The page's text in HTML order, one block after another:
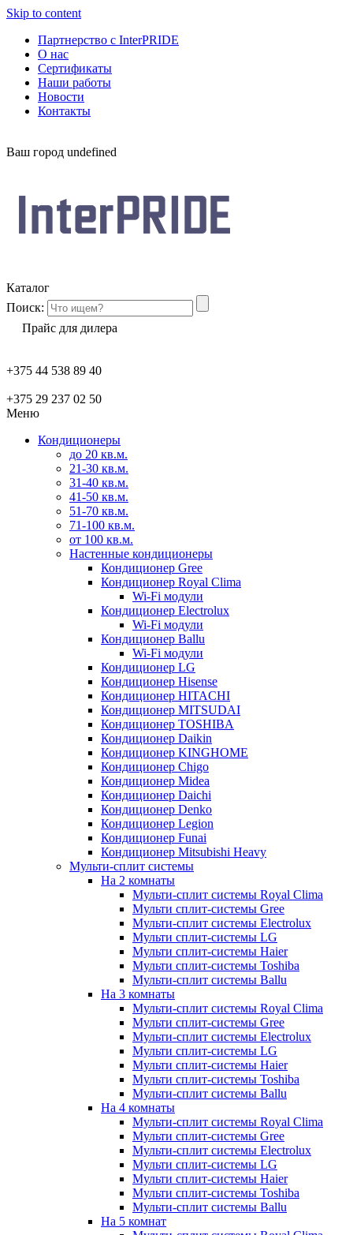
Skip to content
Партнерство с InterPRIDE
О нас
Сертификаты
Наши работы
Новости
Контакты
Ваш город undefined
Каталог
Поиск:
Прайс для дилера
+375 44 538 89 40
+375 29 237 02 50
Меню
Кондиционеры
до 20 кв.м.
21-30 кв.м.
31-40 кв.м.
41-50 кв.м.
51-70 кв.м.
71-100 кв.м.
от 100 кв.м.
Настенные кондиционеры
Кондиционер Gree
Кондиционер Royal Clima
Wi-Fi модули
Кондиционер Electrolux
Wi-Fi модули
Кондиционер Ballu
Wi-Fi модули
Кондиционер LG
Кондиционер Hisense
Кондиционер HITACHI
Кондиционер MITSUDAI
Кондиционер TOSHIBA
Кондиционер Daikin
Кондиционер KINGHOME
Кондиционер Chigo
Кондиционер Midea
Кондиционер Daichi
Кондиционер Denko
Кондиционер Legion
Кондиционер Funai
Кондиционер Mitsubishi Heavy
Мульти-сплит системы
На 2 комнаты
Мульти-сплит системы Royal Clima
Мульти сплит-системы Gree
Мульти-сплит системы Electrolux
Мульти сплит-системы LG
Мульти сплит-системы Haier
Мульти сплит-системы Toshiba
Мульти-сплит системы Ballu
На 3 комнаты
Мульти-сплит системы Royal Clima
Мульти сплит-системы Gree
Мульти-сплит системы Electrolux
Мульти сплит-системы LG
Мульти сплит-системы Haier
Мульти сплит-системы Toshiba
Мульти-сплит системы Ballu
На 4 комнаты
Мульти-сплит системы Royal Clima
Мульти сплит-системы Gree
Мульти-сплит системы Electrolux
Мульти сплит-системы LG
Мульти сплит-системы Haier
Мульти сплит-системы Toshiba
Мульти-сплит системы Ballu
На 5 комнат